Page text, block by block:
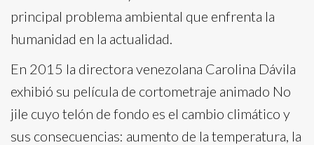
principal problema ambiental que enfrenta la
humanidad en la actualidad.
En 2015 la directora venezolana Carolina Dávila
exhibió su película de cortometraje animado No
jile cuyo telón de fondo es el cambio climático y
sus consecuencias: aumento de la temperatura, la